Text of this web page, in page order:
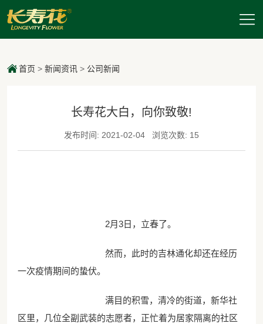
首页 > 新闻资讯> 公司新闻
长寿花大白，向你致敬!
发布时间: 2021-02-04 浏览次数: 15
2月3日，立春了。
然而，此时的吉林通化却还在经历
一次疫情期间的蛰伏。
满目的积雪，清冷的街道，新华社
区里，几位全副武装的志愿者，正忙着为居家隔离的社区